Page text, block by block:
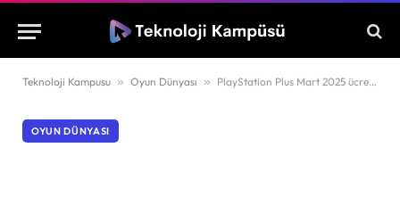
Teknoloji Kampusu » Oyun Dünyası » PlayStation Plus Mart 2025 ücretsiz oyunları açıklandı
OYUN DÜNYASI